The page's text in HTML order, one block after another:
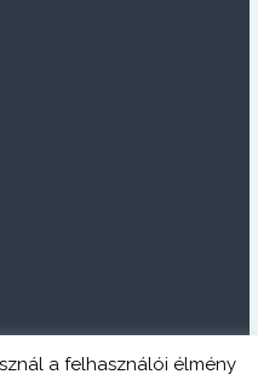
a felhasználói élmény